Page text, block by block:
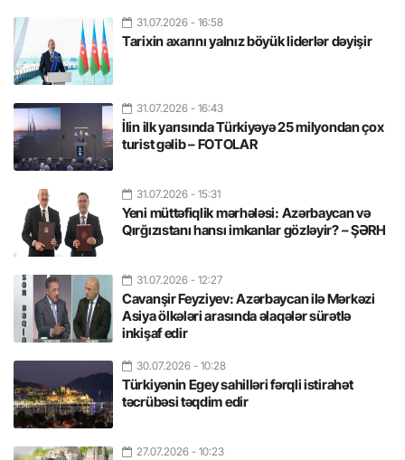
31.07.2026 - 16:58
Tarixin axarını yalnız böyük liderlər dəyişir
31.07.2026 - 16:43
İlin ilk yarısında Türkiyəyə 25 milyondan çox
turist gəlib – FOTOLAR
31.07.2026 - 15:31
Yeni müttəfiqlik mərhələsi: Azərbaycan və
Qırğızıstanı hansı imkanlar gözləyir? – ŞƏRH
31.07.2026 - 12:27
Cavanşir Feyziyev: Azərbaycan ilə Mərkəzi
Asiya ölkələri arasında əlaqələr sürətlə
inkişaf edir
30.07.2026 - 10:28
Türkiyənin Egey sahilləri fərqli istirahət
təcrübəsi təqdim edir
27.07.2026 - 10:23